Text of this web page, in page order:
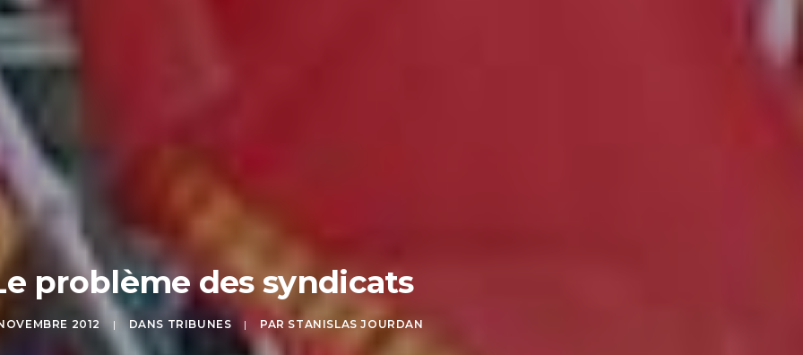
problème des syndicats
2012 | DANS TRIBUNES | PAR STANISLAS JOURDAN